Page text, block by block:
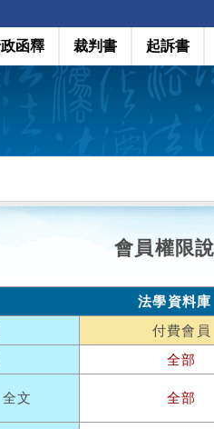
函釋 裁判書 起訴書
會員權限
法學資料庫
付費會員
全部
全文 全部